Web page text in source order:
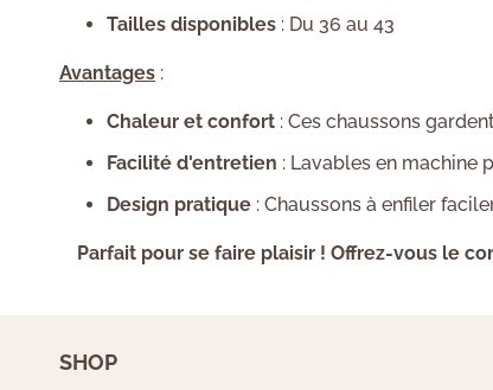
Tailles disponibles : Du 36 au 43
Avantages :
Chaleur et confort : Ces chaussons
Facilité d'entretien : Lavables en machine
Design pratique : Chaussons à enfiler
Parfait pour se faire plaisir ! Offrez-vous le
SHOP